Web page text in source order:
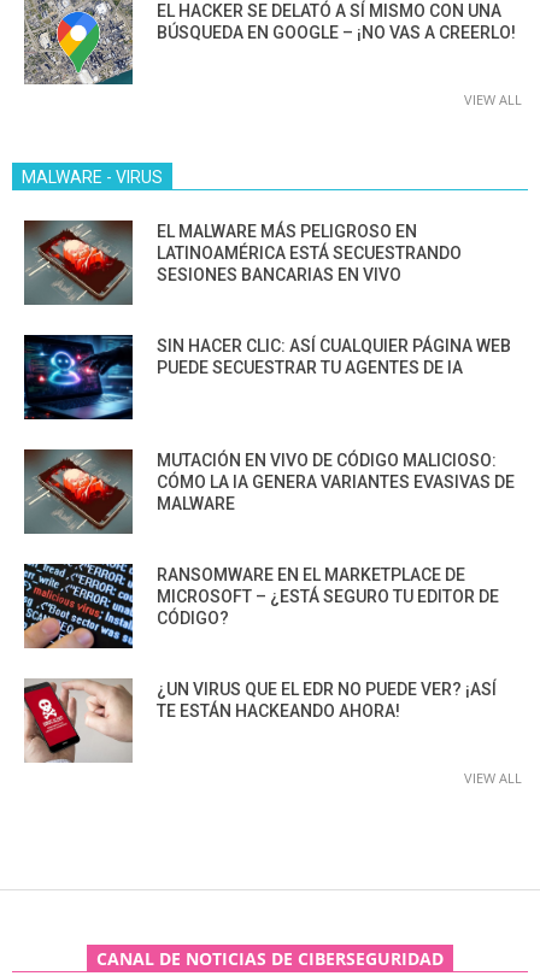
EL HACKER SE DELATÓ A SÍ MISMO CON UNA
BÚSQUEDA EN GOOGLE – ¡NO VAS A CREERLO!
VIEW ALL
MALWARE - VIRUS
EL MALWARE MÁS PELIGROSO EN
LATINOAMÉRICA ESTÁ SECUESTRANDO
SESIONES BANCARIAS EN VIVO
SIN HACER CLIC: ASÍ CUALQUIER PÁGINA WEB
PUEDE SECUESTRAR TU AGENTES DE IA
MUTACIÓN EN VIVO DE CÓDIGO MALICIOSO:
CÓMO LA IA GENERA VARIANTES EVASIVAS DE
MALWARE
RANSOMWARE EN EL MARKETPLACE DE
MICROSOFT – ¿ESTÁ SEGURO TU EDITOR DE
CÓDIGO?
¿UN VIRUS QUE EL EDR NO PUEDE VER? ¡ASÍ
TE ESTÁN HACKEANDO AHORA!
VIEW ALL
CANAL DE NOTICIAS DE CIBERSEGURIDAD